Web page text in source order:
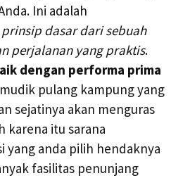
Ini adalah
prinsip dasar dari sebuah
perjalanan yang praktis.
dengan performa prima
pulang kampung yang
sejatinya akan menguras
karena itu sarana
yang anda pilih hendaknya
fasilitas penunjang